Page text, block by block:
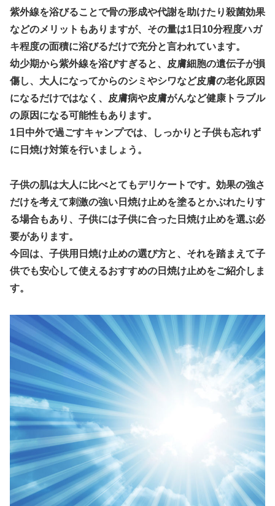
紫外線を浴びることで骨の形成や代謝を助けたり殺菌効果
などのメリットもありますが、その量は1日10分程度ハガ
キ程度の面積に浴びるだけで充分と言われています。
幼少期から紫外線を浴びすぎると、皮膚細胞の遺伝子が損
傷し、大人になってからのシミやシワなど皮膚の老化原因
になるだけではなく、皮膚病や皮膚がんなど健康トラブル
の原因になる可能性もあります。
1日中外で過ごすキャンプでは、しっかりと子供も忘れず
に日焼け対策を行いましょう。
子供の肌は大人に比べとてもデリケートです。効果の強さ
だけを考えて刺激の強い日焼け止めを塗るとかぶれたりす
る場合もあり、子供には子供に合った日焼け止めを選ぶ必
要があります。
今回は、子供用日焼け止めの選び方と、それを踏まえて子
供でも安心して使えるおすすめの日焼け止めをご紹介しま
す。